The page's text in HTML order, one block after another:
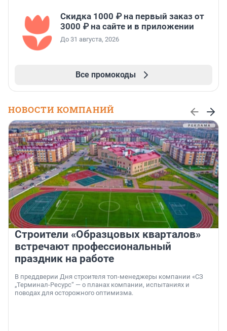
Скидка 1000 ₽ на первый заказ от
3000 ₽ на сайте и в приложении
До 31 августа, 2026
Все промокоды
НОВОСТИ КОМПАНИЙ
Строители «Образцовых кварталов»
встречают профессиональный
праздник на работе
В преддверии Дня строителя топ-менеджеры компании «СЗ
„Терминал-Ресурс“ — о планах компании, испытаниях и
поводах для осторожного оптимизма.